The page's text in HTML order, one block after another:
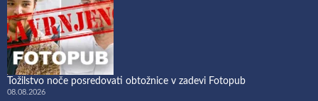
Tožilstvo noče posredovati obtožnice v zadevi Fotopub
08.08.2026